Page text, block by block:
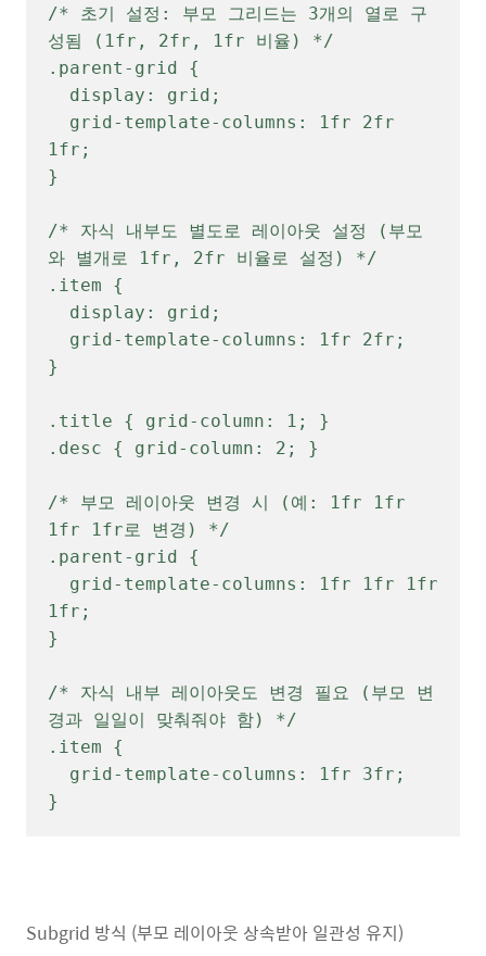
/* 초기 설정: 부모 그리드는 3개의 열로 구
성됨 (1fr, 2fr, 1fr 비율) */
.parent-grid {
1fr;
}
/* 자식 내부도 별도로 레이아웃 설정 (부모
와 별개로 1fr, 2fr 비율로 설정) */
.item {
}
.title { grid-column: 1; }
.desc { grid-column: 2; }
/* 부모 레이아웃 변경 시 (예: 1fr 1fr
1fr 1fr로 변경) */
.parent-grid {
1fr;
}
/* 자식 내부 레이아웃도 변경 필요 (부모 변
경과 일일이 맞춰줘야 함) */
.item {
}
Subgrid 방식 (부모 레이아웃 상속받아 일관성 유지)